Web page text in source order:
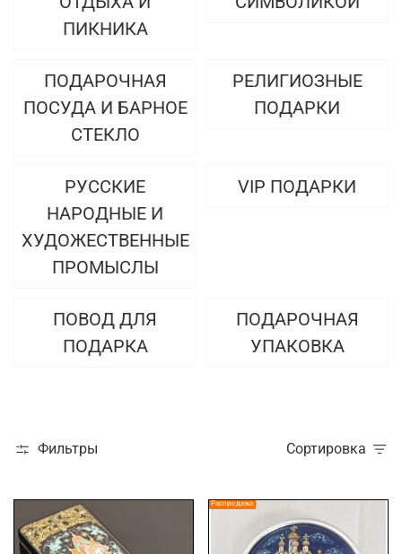
ПИКНИКА
ПОДАРОЧНАЯ
ПОСУДА И БАРНОЕ
СТЕКЛО
РЕЛИГИОЗНЫЕ
ПОДАРКИ
РУССКИЕ
НАРОДНЫЕ И
ХУДОЖЕСТВЕННЫЕ
ПРОМЫСЛЫ
VIP ПОДАРКИ
ПОВОД ДЛЯ
ПОДАРКА
ПОДАРОЧНАЯ
УПАКОВКА
Фильтры Сортировка
Распродажа